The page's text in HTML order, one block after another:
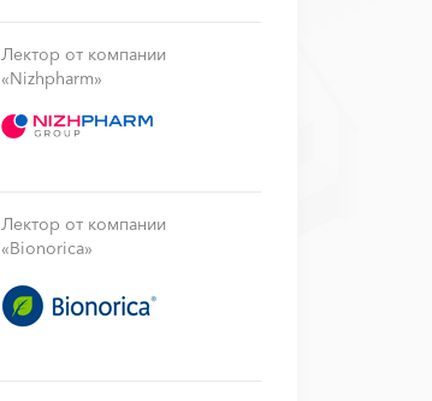
Лектор от компании
«Nizhpharm»
Лектор от компании
«Bionorica»